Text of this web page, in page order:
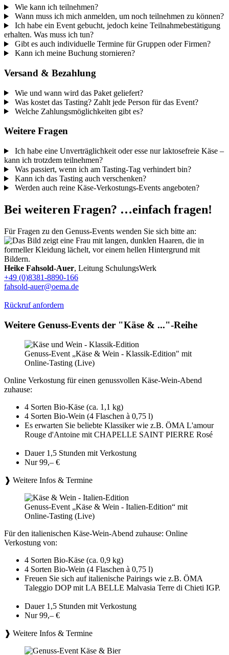
Wie kann ich teilnehmen?
Wann muss ich mich anmelden, um noch teilnehmen zu können?
Ich habe ein Event gebucht, jedoch keine Teilnahmebestätigung
erhalten. Was muss ich tun?
Gibt es auch individuelle Termine für Gruppen oder Firmen?
Kann ich meine Buchung stornieren?
Versand & Bezahlung
Wie und wann wird das Paket geliefert?
Was kostet das Tasting? Zahlt jede Person für das Event?
Welche Zahlungsmöglichkeiten gibt es?
Weitere Fragen
Ich habe eine Unverträglichkeit oder esse nur laktosefreie Käse –
kann ich trotzdem teilnehmen?
Was passiert, wenn ich am Tasting-Tag verhindert bin?
Kann ich das Tasting auch verschenken?
Werden auch reine Käse-Verkostungs-Events angeboten?
Bei weiteren Fragen? …einfach fragen!
Für Fragen zu den Genuss-Events wenden Sie sich bitte an:
Heike Fahsold-Auer, Leitung SchulungsWerk
+49 (0)8381-8890-166
fahsold-auer@oema.de
Rückruf anfordern
Weitere Genuss-Events der "Käse & ..."-Reihe
Genuss-Event „Käse & Wein - Klassik-Edition" mit
Online-Tasting (Live)
Online Verkostung für einen genussvollen Käse-Wein-Abend
zuhause:
4 Sorten Bio-Käse (ca. 1,1 kg)
4 Sorten Bio-Wein (4 Flaschen à 0,75 l)
Es erwarten Sie beliebte Klassiker wie z.B. ÖMA L'amour
Rouge d'Antoine mit CHAPELLE SAINT PIERRE Rosé
Dauer 1,5 Stunden mit Verkostung
Nur 99,– €
❱ Weitere Infos & Termine
Genuss-Event „Käse & Wein - Italien-Edition“ mit
Online-Tasting (Live)
Für den italienischen Käse-Wein-Abend zuhause: Online
Verkostung von:
4 Sorten Bio-Käse (ca. 0,9 kg)
4 Sorten Bio-Wein (4 Flaschen à 0,75 l)
Freuen Sie sich auf italienische Pairings wie z.B. ÖMA
Taleggio DOP mit LA BELLE Malvasia Terre di Chieti IGP.
Dauer 1,5 Stunden mit Verkostung
Nur 99,– €
❱ Weitere Infos & Termine